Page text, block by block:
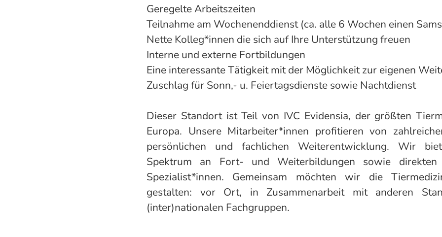
Geregelte Arbeitszeiten
Teilnahme am Wochenenddienst (ca. alle 6 Wochen einen
Nette Kolleg*innen die sich auf Ihre Unterstützung freuen
Interne und externe Fortbildungen
Eine interessante Tätigkeit mit der Möglichkeit zur eigenen
Zuschlag für Sonn,- u. Feiertagsdienste sowie Nachtdienst
Dieser Standort ist Teil von IVC Evidensia, der größten
Europa. Unsere Mitarbeiter*innen profitieren von
persönlichen und fachlichen Weiterentwicklung. Wir
Spektrum an Fort- und Weiterbildungen sowie direkten
Spezialist*innen. Gemeinsam möchten wir die
gestalten: vor Ort, in Zusammenarbeit mit anderen
(inter)nationalen Fachgruppen.